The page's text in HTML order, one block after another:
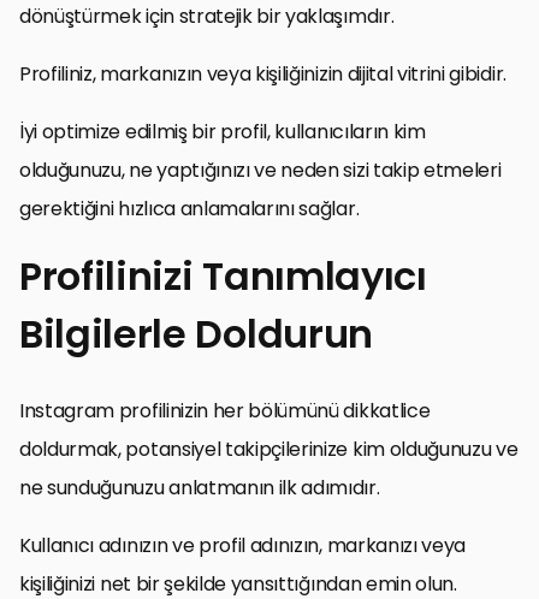
dönüştürmek için stratejik bir yaklaşımdır.
Profiliniz, markanızın veya kişiliğinizin dijital vitrini gibidir.
İyi optimize edilmiş bir profil, kullanıcıların kim
olduğunuzu, ne yaptığınızı ve neden sizi takip etmeleri
gerektiğini hızlıca anlamalarını sağlar.
Profilinizi Tanımlayıcı
Bilgilerle Doldurun
Instagram profilinizin her bölümünü dikkatlice
doldurmak, potansiyel takipçilerinize kim olduğunuzu ve
ne sunduğunuzu anlatmanın ilk adımıdır.
Kullanıcı adınızın ve profil adınızın, markanızı veya
kişiliğinizi net bir şekilde yansıttığından emin olun.